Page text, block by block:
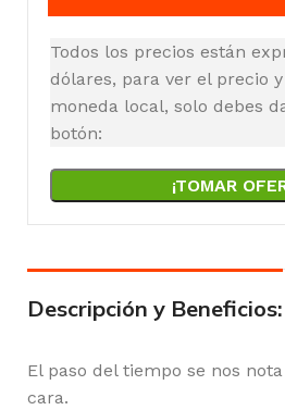
Todos los precios están
dólares, para ver el precio
moneda local, solo debes
botón:
¡TOMAR
Descripción y Beneficios:
El paso del tiempo se nos
cara.